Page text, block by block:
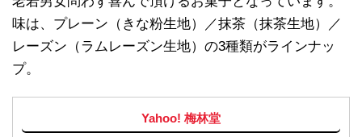
味は、プレーン（きな粉生地）／抹茶（抹茶生地）／
レーズン（ラムレーズン生地）の3種類がラインナッ
プ。
Yahoo! 梅林堂